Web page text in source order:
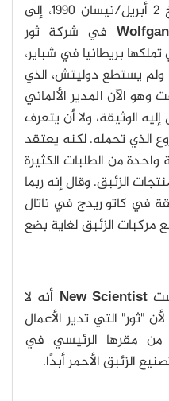
وُجّهت إحدى الوثيقتان، بتاريخ 2 أبريل/نيسان 1990، إلى
في شركة ثور
تملكها بريطانيا في شباير،
ولم يستطع دوليتش، الذي
الآن المدير الألماني
الوثيقة، ولا أن يتعرف
الذي تحمله. لكنه يعتقد
من الطلبات الكثيرة
الزئبق. وقال إنه ربما
في كاتو ريدج في ناتال
مركبات الزئبق لغاية بضع
New Scientist
أنه لا
"ثور" التي تدير الأعمال
من مقرها الرئيسي في
الزئبق الأحمر أبدًا.